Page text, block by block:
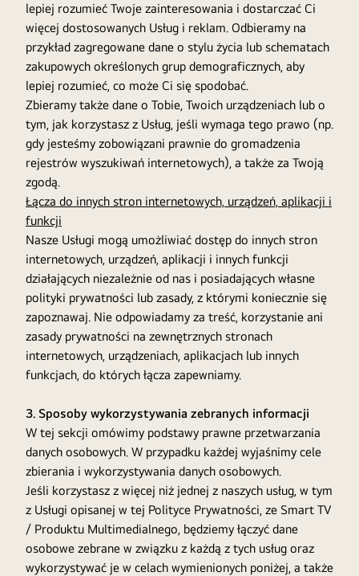
lepiej rozumieć Twoje zainteresowania i dostarczać Ci
więcej dostosowanych Usług i reklam. Odbieramy na
przykład zagregowane dane o stylu życia lub schematach
zakupowych określonych grup demograficznych, aby
lepiej rozumieć, co może Ci się spodobać.
Zbieramy także dane o Tobie, Twoich urządzeniach lub o
tym, jak korzystasz z Usług, jeśli wymaga tego prawo (np.
gdy jesteśmy zobowiązani prawnie do gromadzenia
rejestrów wyszukiwań internetowych), a także za Twoją
zgodą.
Łącza do innych stron internetowych, urządzeń, aplikacji i
funkcji
Nasze Usługi mogą umożliwiać dostęp do innych stron
internetowych, urządzeń, aplikacji i innych funkcji
działających niezależnie od nas i posiadających własne
polityki prywatności lub zasady, z którymi koniecznie się
zapoznawaj. Nie odpowiadamy za treść, korzystanie ani
zasady prywatności na zewnętrznych stronach
internetowych, urządzeniach, aplikacjach lub innych
funkcjach, do których łącza zapewniamy.
3. Sposoby wykorzystywania zebranych informacji
W tej sekcji omówimy podstawy prawne przetwarzania
danych osobowych. W przypadku każdej wyjaśnimy cele
zbierania i wykorzystywania danych osobowych.
Jeśli korzystasz z więcej niż jednej z naszych usług, w tym
z Usługi opisanej w tej Polityce Prywatności, ze Smart TV
/ Produktu Multimedialnego, będziemy łączyć dane
osobowe zebrane w związku z każdą z tych usług oraz
wykorzystywać je w celach wymienionych poniżej, a także